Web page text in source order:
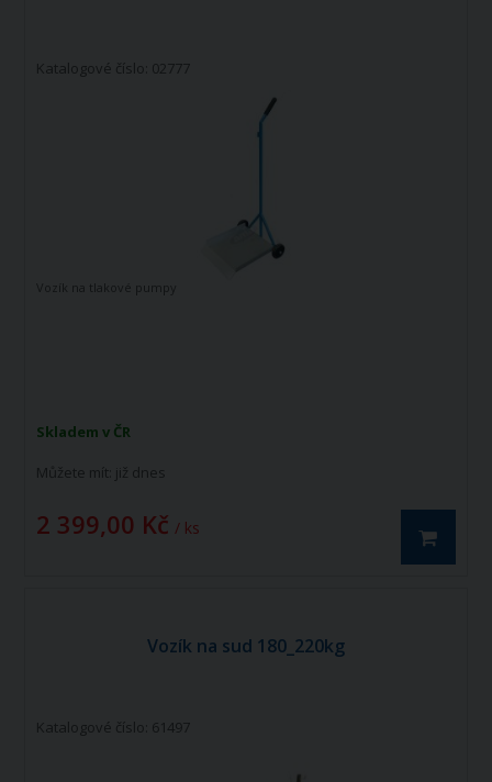
Katalogové číslo: 02777
Skladem v ČR
Můžete mít: již dnes
2 399,00 Kč / ks
Vozík na tlakové pumpy
Vozík na sud 180_220kg
Katalogové číslo: 61497